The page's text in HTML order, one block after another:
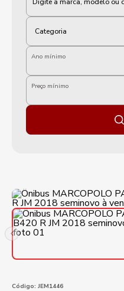
Ano mínimo
Preço mínimo
Código: JEM1446